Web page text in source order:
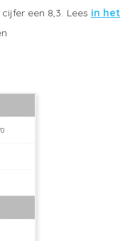
een 8,3. Lees in het